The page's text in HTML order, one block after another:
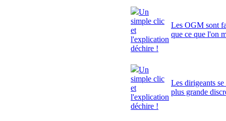
Un
simple clic
et
l'explication
déchire !
Les OGM sont
que ce que l'on
Un
simple clic
et
l'explication
déchire !
Les dirigeants
plus grande